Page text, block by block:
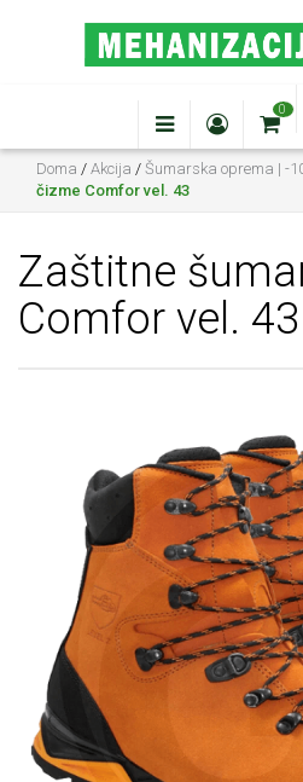
0
Doma / Akcija / Šumarska oprema | -
čizme Comfor vel. 43
Zaštitne
Comfor vel. 43